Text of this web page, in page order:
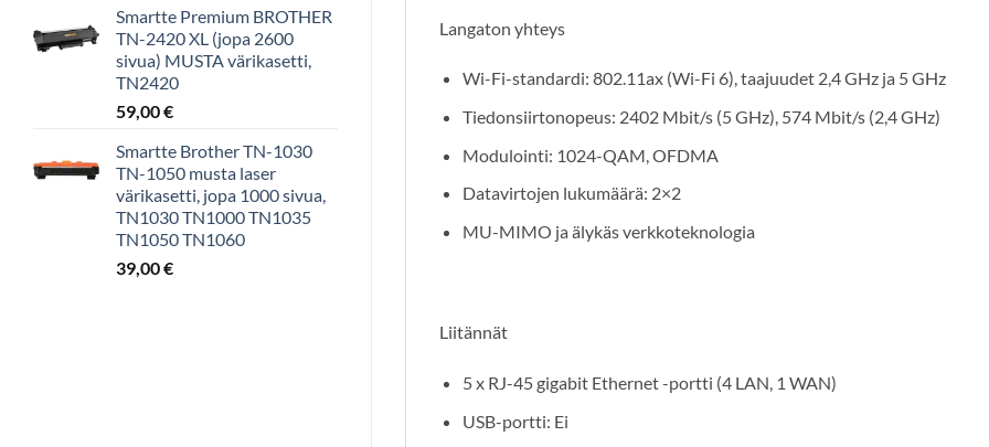
Smartte Premium BROTHER
TN-2420 XL (jopa 2600
sivua) MUSTA värikasetti,
TN2420
59,00€
Smartte Brother TN-1030
TN-1050 musta laser
värikasetti, jopa 1000 sivua,
TN1030 TN1000 TN1035
TN1050 TN1060
39,00€
Langaton yhteys
Wi-Fi-standardi: 802.11ax (Wi-Fi 6), taajuudet 2,4 GHz ja 5 GHz
Tiedonsiirtonopeus: 2402 Mbit/s (5 GHz), 574 Mbit/s (2,4 GHz)
Modulointi: 1024-QAM, OFDMA
Datavirtojen lukumäärä: 2×2
MU-MIMO ja älykäs verkkoteknologia
Liitännät
5 x RJ-45 gigabit Ethernet -portti (4 LAN, 1 WAN)
USB-portti: Ei